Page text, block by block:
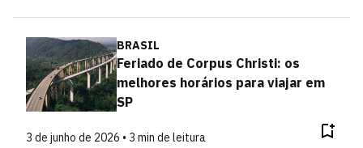
BRASIL
Feriado de Corpus Christi: os
melhores horários para viajar em
SP
3 de junho de 2026 • 3 min de leitura